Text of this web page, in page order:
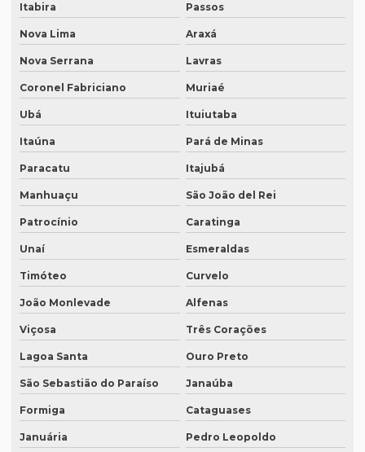
Empresa de tradução juramentada em italiano
Empresa de tradução juramentada em italiano em curitiba
Empresa de tradução juramentada em italiano em fortaleza
Empresa de tradução juramentada rj
Empresa de tradução de patentes
Empresa de tradução de patentes em curitiba
Empresa de tradução de patentes em porto alegre
Empresa de tradução profissional
Empresa tradução rio de janeiro
Empresa de tradução rj
Empresa de tradução em são paulo
Empresa de tradução simultanea
Empresa de tradução simultanea sp
Itabira Passos
Nova Lima Araxá
Nova Serrana Lavras
Coronel Fabriciano Muriaé
Ubá Ituiutaba
Itaúna Pará de Minas
Paracatu Itajubá
Manhuaçu São João del Rei
Patrocínio Caratinga
Unaí Esmeraldas
Timóteo Curvelo
João Monlevade Alfenas
Viçosa Três Corações
Lagoa Santa Ouro Preto
São Sebastião do Paraíso Janaúba
Formiga Cataguases
Januária Pedro Leopoldo